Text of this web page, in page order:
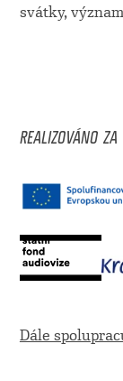
svátky,
REALIZOVÁNO
Dále